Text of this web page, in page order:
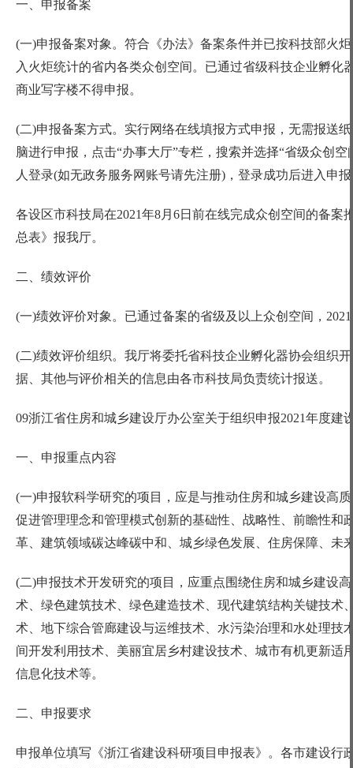
一、申报备案
(一)申报备案对象。符合《办法》备案条件并已按科技部火
入火炬统计的省内各类众创空间。已通过省级科技企业孵
商业写字楼不得申报。
(二)申报备案方式。实行网络在线填报方式申报，无需报送
脑进行申报，点击“办事大厅”专栏，搜索并选择“省级众创
人登录(如无政务服务网账号请先注册)，登录成功后进入申
各设区市科技局在2021年8月6日前在线完成众创空间的备
总表》报我厅。
二、绩效评价
(一)绩效评价对象。已通过备案的省级及以上众创空间，
(二)绩效评价组织。我厅将委托省科技企业孵化器协会组织
据、其他与评价相关的信息由各市科技局负责统计报送。
09浙江省住房和城乡建设厅办公室关于组织申报2021年度建
一、申报重点内容
(一)申报软科学研究的项目，应是与推动住房和城乡建设高
促进管理理念和管理模式创新的基础性、战略性、前瞻性
革、建筑领域碳达峰碳中和、城乡绿色发展、住房保障、
(二)申报技术开发研究的项目，应重点围绕住房和城乡建设
术、绿色建筑技术、绿色建造技术、现代建筑结构关键技
术、地下综合管廊建设与运维技术、水污染治理和水处理
间开发利用技术、美丽宜居乡村建设技术、城市有机更新
信息化技术等。
二、申报要求
申报单位填写《浙江省建设科研项目申报表》。各市建设